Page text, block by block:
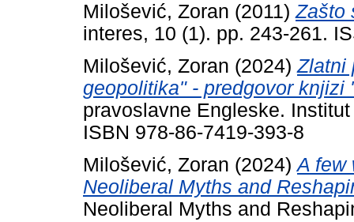
Milošević, Zoran (2011)Zašto
interes, 10 (1). pp. 243-261.
Milošević, Zoran (2024)Zlatni
geopolitika" - predgovor
pravoslavne Engleske.
ISBN 978-86-7419-393-8
Milošević, Zoran (2024)A few
Neoliberal Myths and
Neoliberal Myths and